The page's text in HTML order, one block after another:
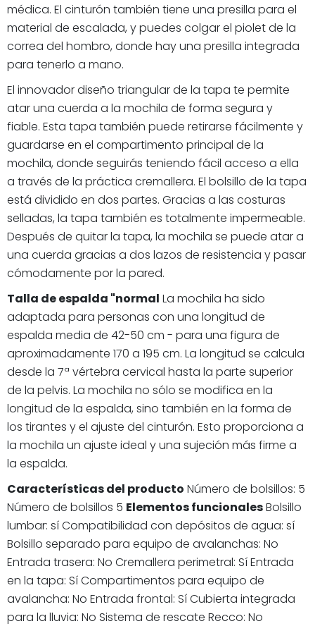
médica. El cinturón también tiene una presilla para el
material de escalada, y puedes colgar el piolet de la
correa del hombro, donde hay una presilla integrada
para tenerlo a mano.
El innovador diseño triangular de la tapa te permite
atar una cuerda a la mochila de forma segura y
fiable. Esta tapa también puede retirarse fácilmente y
guardarse en el compartimento principal de la
mochila, donde seguirás teniendo fácil acceso a ella
a través de la práctica cremallera. El bolsillo de la tapa
está dividido en dos partes. Gracias a las costuras
selladas, la tapa también es totalmente impermeable.
Después de quitar la tapa, la mochila se puede atar a
una cuerda gracias a dos lazos de resistencia y pasar
cómodamente por la pared.
Talla de espalda "normal La mochila ha sido
adaptada para personas con una longitud de
espalda media de 42-50 cm - para una figura de
aproximadamente 170 a 195 cm. La longitud se calcula
desde la 7ª vértebra cervical hasta la parte superior
de la pelvis. La mochila no sólo se modifica en la
longitud de la espalda, sino también en la forma de
los tirantes y el ajuste del cinturón. Esto proporciona a
la mochila un ajuste ideal y una sujeción más firme a
la espalda.
Características del producto Número de bolsillos: 5
Número de bolsillos 5 Elementos funcionalesBolsillo
lumbar: sí Compatibilidad con depósitos de agua: sí
Bolsillo separado para equipo de avalanchas: No
Entrada trasera: No Cremallera perimetral: Sí Entrada
en la tapa: Sí Compartimentos para equipo de
avalancha: No Entrada frontal: Sí Cubierta integrada
para la lluvia: No Sistema de rescate Recco: No